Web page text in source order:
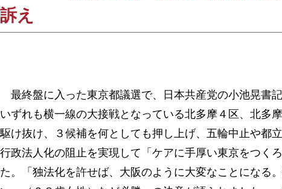
訴え
最終盤に入った東京都議選で、日本共産党の小池晃書記
いずれも横一線の大接戦となっている北多摩４区、北多
駆け抜け、３候補を何としても押し上げ、五輪中止や都
行政法人化の阻止を実現して「ケアに手厚い東京をつく
た。「独法化を許せば、大阪のように大変なことになる